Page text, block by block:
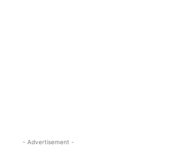
- Advertisement -